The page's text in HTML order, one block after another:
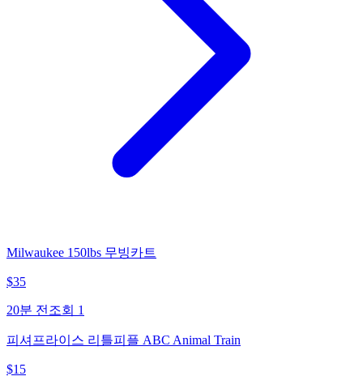
Milwaukee 150lbs 무빙카트
$35
20분 전 조회 1
피셔프라이스 리틀피플 ABC Animal Train
$15